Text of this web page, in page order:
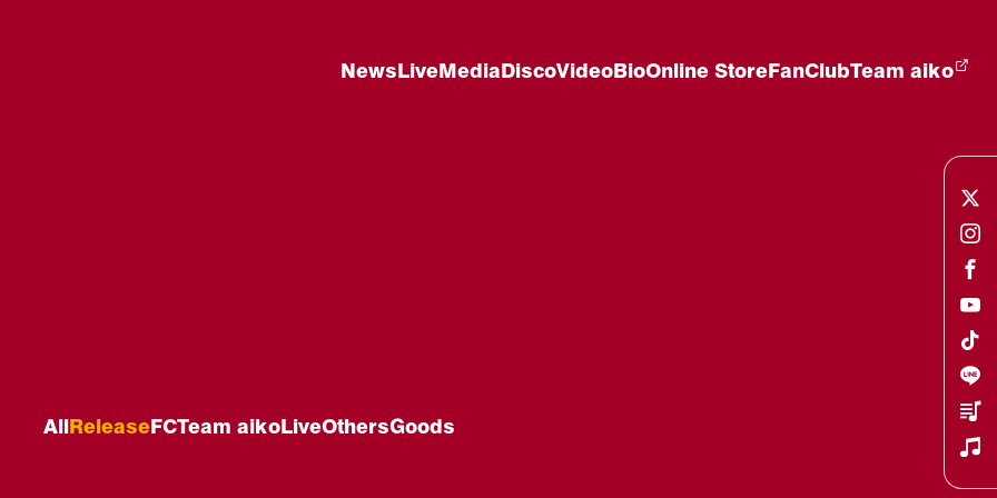
NewsLiveMediaDiscoVideoBioOnline StoreFanClubTeam aiko
AllReleaseFCTeam aikoLiveOthersGoods